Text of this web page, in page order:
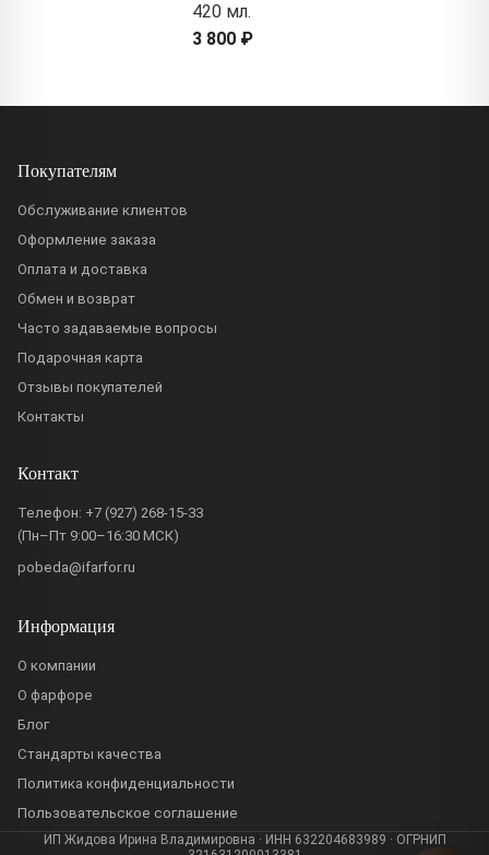
420 мл.
3 800 ₽
Покупателям
Обслуживание клиентов
Оформление заказа
Оплата и доставка
Обмен и возврат
Часто задаваемые вопросы
Подарочная карта
Отзывы покупателей
Контакты
Контакт
Телефон: +7 (927) 268-15-33
(Пн–Пт 9:00–16:30 МСК)
pobeda@ifarfor.ru
Информация
О компании
О фарфоре
Блог
Стандарты качества
Политика конфиденциальности
Пользовательское соглашение
ИП Жидова Ирина Владимировна · ИНН 632204683989 · ОГРНИП